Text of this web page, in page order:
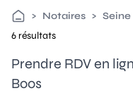
> Notaires >
6 résultats
Prendre RDV en
Boos